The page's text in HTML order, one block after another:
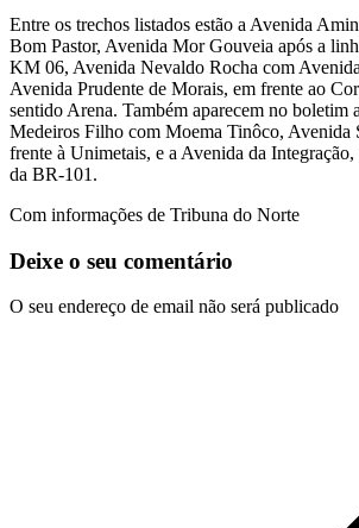
Entre os trechos listados estão a Avenida
Bom Pastor, Avenida Mor Gouveia após a
KM 06, Avenida Nevaldo Rocha com
Avenida Prudente de Morais, em frente ao
sentido Arena. Também aparecem no boletim
Medeiros Filho com Moema Tinôco, Avenida
frente à Unimetais, e a Avenida da
da BR-101.
Com informações de Tribuna do Norte
Deixe o seu comentário
O seu endereço de email não será publicado